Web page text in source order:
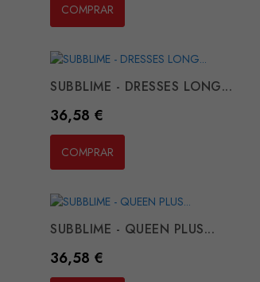
COMPRAR
SUBBLIME - DRESSES LONG...
Preço
36,58 €
COMPRAR
SUBBLIME - QUEEN PLUS...
Preço
36,58 €